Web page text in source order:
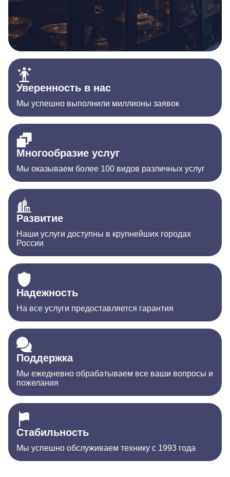
Уверенность в нас
Мы успешно выполнили миллионы заявок
Многообразие услуг
Мы оказываем более 100 видов различных услуг
Развитие
Наши услуги доступны в крупнейших городах
России
Надежность
На все услуги предоставляется гарантия
Поддержка
Мы ежедневно обрабатываем все ваши вопросы и
пожелания
Стабильность
Мы успешно обслуживаем технику с 1993 года